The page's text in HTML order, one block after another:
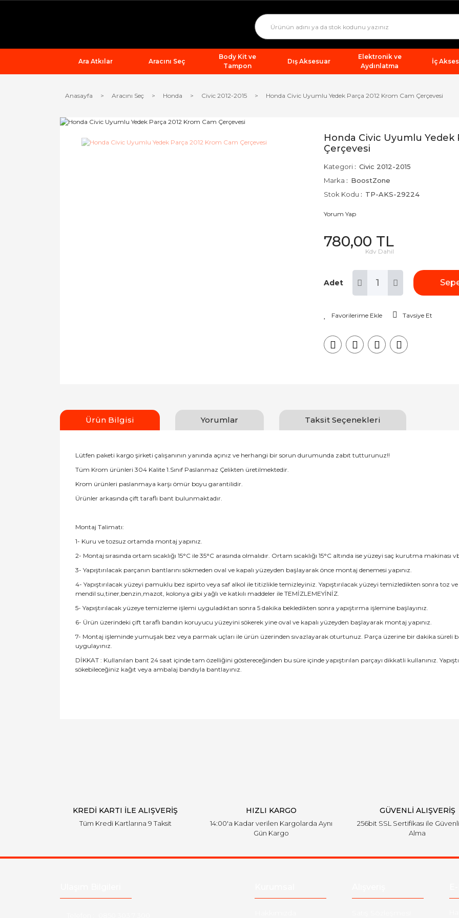
Ara Atkılar Aracını Seç
Body Kit ve
Tampon
Dış Aksesuar
Elektronik ve
Aydınlatma
İç
Anasayfa Aracını Seç Honda Civic 2012-2015 Honda Civic Uyumlu Yedek Parça 2012 Krom Cam Çerçevesi
Honda Civic Uyumlu Yedek
Çerçevesi
Kategori
Civic 2012-2015
Marka
BoostZone
Stok Kodu
TP-AKS-29224
Yorum Yap
780,00 TL
Kdv Dahil
Adet
Tavsiye Et
Ürün Bilgisi Yorumlar Taksit Seçenekleri
Lütfen paketi kargo şirketi çalışanının yanında açınız ve herhangi bir sorun durumunda zabıt tutturunuz!!
Tüm Krom ürünleri 304 Kalite 1.Sınıf Paslanmaz Çelikten üretilmektedir.
Krom ürünleri paslanmaya karşı ömür boyu garantilidir.
Ürünler arkasında çift taraflı bant bulunmaktadır.
Montaj Talimatı:
1- Kuru ve tozsuz ortamda montaj yapınız.
2- Montaj sırasında ortam sıcaklığı 15°C ile 35°C arasında olmalıdır. Ortam sıcaklığı 15°C altında ise yüzeyi saç kurutma makinası
3- Yapıştırılacak parçanın bantlarını sökmeden oval ve kapalı yüzeyden başlayarak önce montaj denemesi yapınız.
4- Yapıştırılacak yüzeyi pamuklu bez ispirto veya saf alkol ile titizlikle temizleyiniz. Yapıştırılacak yüzeyi temizledikten sonra toz
mendil su,tiner,benzin,mazot, kolonya gibi yağlı ve katkılı maddeler ile TEMİZLEMEYİNİZ.
5- Yapıştırılacak yüzeye temizleme işlemi uyguladıktan sonra 5 dakika bekledikten sonra yapıştırma işlemine başlayınız.
6- Ürün üzerindeki çift taraflı bandın koruyucu yüzeyini sökerek yine oval ve kapalı yüzeyden başlayarak montaj yapınız.
7- Montaj işleminde yumuşak bez veya parmak uçları ile ürün üzerinden sıvazlayarak oturtunuz. Parça üzerine bir dakika süreli
uygulayınız.
DİKKAT : Kullanılan bant 24 saat içinde tam özelliğini göstereceğinden bu süre içinde yapıştırılan parçayı dikkatli kullanınız.
sökebileceğiniz kağıt veya ambalaj bandıyla bantlayınız.
KREDİ KARTI İLE ALIŞVERİŞ
Tüm Kredi Kartlarına 9 Taksit
HIZLI KARGO
14:00'a Kadar verilen Kargolarda Aynı
Gün Kargo
GÜVENLİ ALIŞVERİŞ
256bit SSL Sertifikası ile
Alma